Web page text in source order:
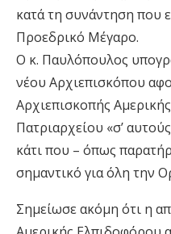
κατά τη συνάντηση που
Προεδρικό Μέγαρο.
Ο κ. Παυλόπουλος
νέου Αρχιεπισκόπου
Αρχιεπισκοπής
Πατριαρχείου «σ’
κάτι που – όπως
σημαντικό για όλη την
Σημείωσε ακόμη ότι η